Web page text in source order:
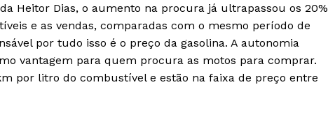
Heitor Dias, o aumento na procura já ultrapassou os 20%
e as vendas, comparadas com o mesmo período de
por tudo isso é o preço da gasolina. A autonomia
vantagem para quem procura as motos para comprar.
por litro do combustível e estão na faixa de preço entre